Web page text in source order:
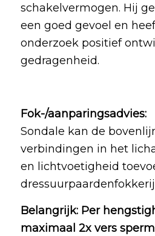
schakelvermogen. Hij
een goed gevoel en
onderzoek positief
gedragenheid.
Fok-/aanparingsadvies:
Sondale kan de
verbindingen in het
en lichtvoetigheid
Belangrijk: Per
maximaal 2x vers